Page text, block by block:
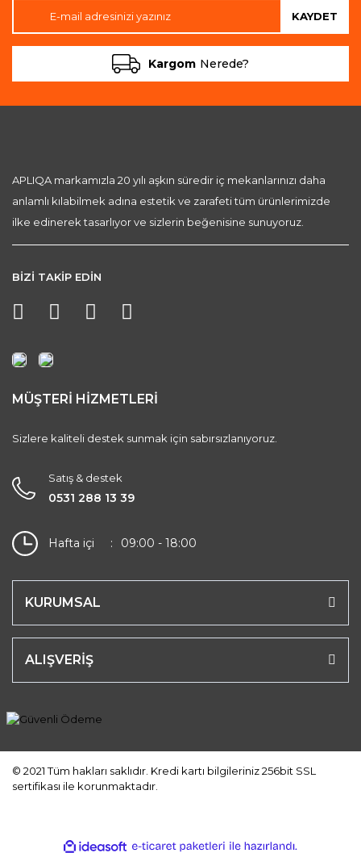
KAYDET
Kargom Nerede?
APLIQA markamızla 20 yılı aşkın süredir iç mekanlarınızı daha
anlamlı kılabilmek adına estetik ve zarafeti tüm ürünlerimizde
ilke edinerek tasarlıyor ve sizlerin beğenisine sunuyoruz.
BİZİ TAKİP EDİN
MÜŞTERİ HİZMETLERİ
Sizlere kaliteli destek sunmak için sabırsızlanıyoruz.
Satış & destek
0531 288 13 39
Hafta içi 09:00 - 18:00
KURUMSAL
ALIŞVERİŞ
© 2021 Tüm hakları saklıdır. Kredi kartı bilgileriniz 256bit SSL
sertifikası ile korunmaktadır.
ideasoft e-